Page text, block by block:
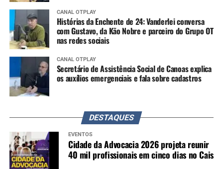
CANAL OTPLAY
Histórias da Enchente de 24: Vanderlei conversa
com Gustavo, da Kão Nobre e parceiro do Grupo OT
nas redes sociais
CANAL OTPLAY
Secretário de Assistência Social de Canoas explica
os auxílios emergenciais e fala sobre cadastros
DESTAQUES
EVENTOS
Cidade da Advocacia 2026 projeta reunir
40 mil profissionais em cinco dias no Cais